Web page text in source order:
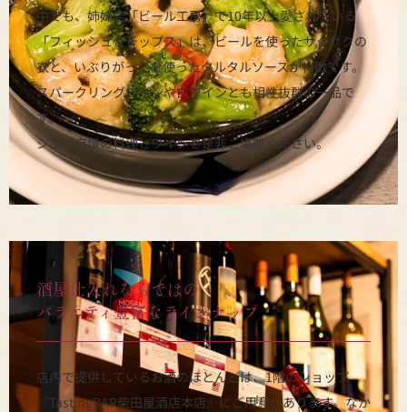
中でも、姉妹店「ビール工房」で10年以上愛されている
「フィッシュ＆チップス」は、ビールを使ったサクサクの
衣と、いぶりがっこを使ったタルタルソースが特徴です。
スパークリングワインや白ワインとも相性抜群の一品で
す。
シェフ自慢の料理とワインを是非ご堪能ください。
酒屋仕入れならではの
バラエティ豊富なラインナップ
店内で提供しているお酒のほとんどは、1階のショップ
『TastingBAR柴田屋酒店本店』にご用意があります。なか